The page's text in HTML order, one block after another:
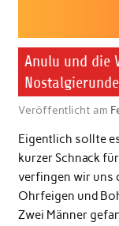
Anulu und die
Nostalgierunde
Veröffentlicht am
Eigentlich sollte
kurzer Schnack
verfingen wir uns
Ohrfeigen und
Zwei Männer